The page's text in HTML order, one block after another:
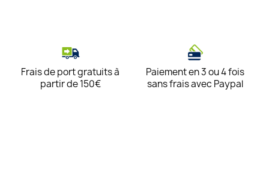
Frais de port gratuits à
partir de 150€
Paiement en 3 ou 4 fois
sans frais avec Paypal